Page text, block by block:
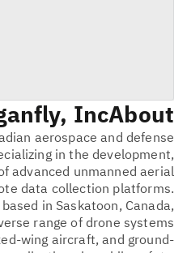
About
Inc.
aerospace and defense
in the development,
advanced unmanned aerial
data collection platforms.
in Saskatoon, Canada,
range of drone systems
wing aircraft, and ground-